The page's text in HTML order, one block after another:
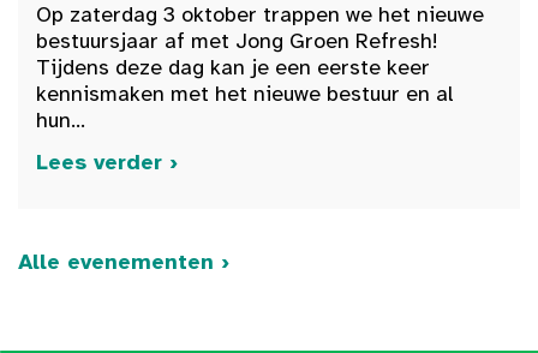
Op zaterdag 3 oktober trappen we het nieuwe
bestuursjaar af met Jong Groen Refresh!
Tijdens deze dag kan je een eerste keer
kennismaken met het nieuwe bestuur en al
hun...
Lees verder ›
Alle evenementen ›